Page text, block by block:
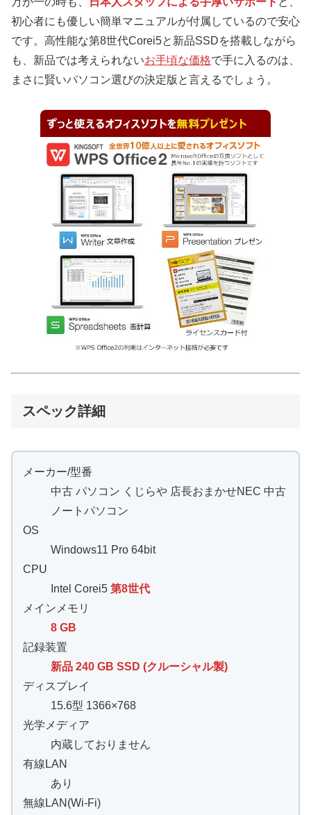
初心者にも優しい簡単マニュアルが付属しているので安心
です。高性能な第8世代Corei5と新品SSDを搭載しながら
も、新品では考えられないお手頃な価格で手に入るのは、
まさに賢いパソコン選びの決定版と言えるでしょう。
スペック詳細
メーカー/型番
中古 パソコン くじらや 店長おまかせNEC 中古
ノートパソコン
OS
Windows11 Pro 64bit
CPU
Intel Corei5 第8世代
メインメモリ
8 GB
記録装置
新品 240 GB SSD (クルーシャル製)
ディスプレイ
15.6型 1366×768
光学メディア
内蔵しておりません
有線LAN
あり
無線LAN(Wi-Fi)